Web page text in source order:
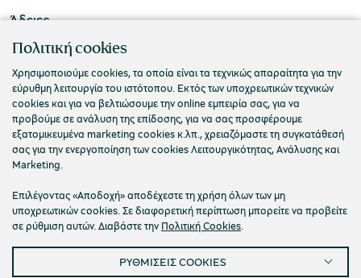
Άδειες
ΠΟΛΙΤΙΣΤΙΚΟ ΙΔΡΥΜΑ ΟΜΙΛΟΥ ΠΕΙΡΑΙΩΣ
Τ. 210 3256922
Ε. info@piop.gr
ΣΥΝΔΕΘΕΙΤΕ ΜΑΖΙ ΜΑΣ
Πολιτική cookies
Χρησιμοποιούμε cookies, τα οποία είναι τα τεχνικώς απαραίτητα για την
εύρυθμη λειτουργία του ιστότοπου. Εκτός των υποχρεωτικών τεχνικών
cookies και για να βελτιώσουμε την online εμπειρία σας, για να
προβούμε σε ανάλυση της επίδοσης, για να σας προσφέρουμε
εξατομικευμένα marketing cookies κ.λπ., χρειαζόμαστε τη συγκατάθεσή
σας για την ενεργοποίηση των cookies Λειτουργικότητας, Ανάλυσης και
Marketing.
Επιλέγοντας «Αποδοχή» αποδέχεστε τη χρήση όλων των μη
υποχρεωτικών cookies. Σε διαφορετική περίπτωση μπορείτε να προβείτε
σε ρύθμιση αυτών. Διαβάστε την Πολιτική Cookies.
ΡΥΘΜΙΣΕΙΣ COOKIES